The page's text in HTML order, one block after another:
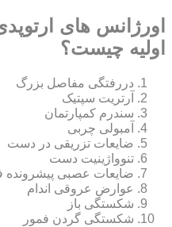
اورژانس های
اولیه چیست؟
دررفتگی مفاصل بزرگ
آرتریت سپتیک
سندرم کمپارتمان
آمبولی چربی
ضایعات تزریقی در دست
تنوواژینیت دست
ضایعات عصبی پیشرونده
عوارض عروقی اندام
شکستگی باز
شکستگی گردن فمور